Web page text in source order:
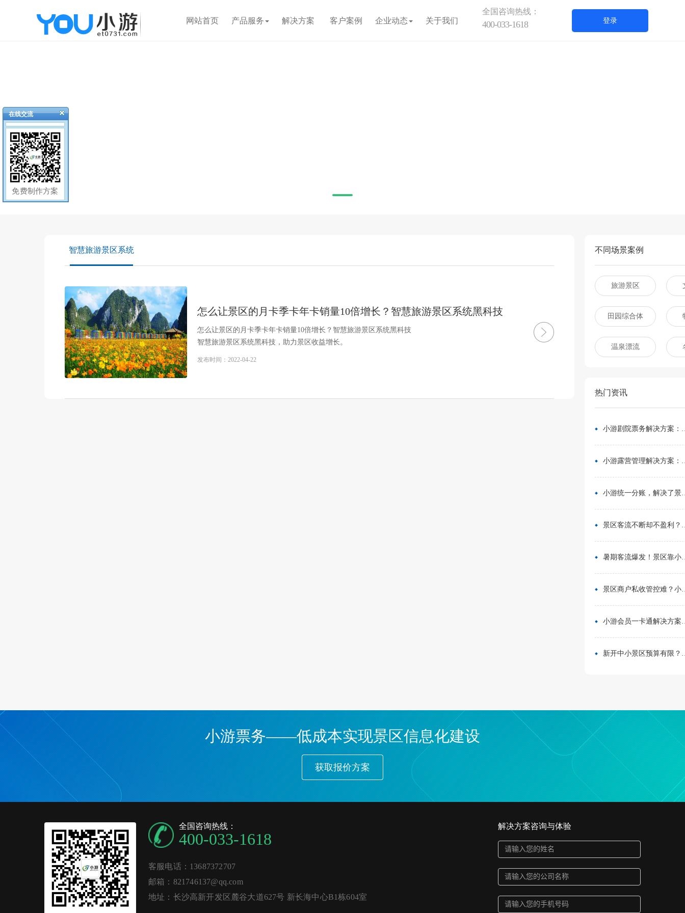
网站首页 产品服务 解决方案 客户案例 企业动态 关于我们
全国咨询热线：
400-033-1618 登录
智慧旅游景区系统
怎么让景区的月卡季卡年卡销量10倍增长？智慧旅游景区系统黑科技
怎么让景区的月卡季卡年卡销量10倍增长？智慧旅游景区系统黑科技
智慧旅游景区系统黑科技，助力景区收益增长。
发布时间： 2022-04-22
不同场景案例
旅游景区
田园综合体
温泉漂流
热门资讯
小游剧院票务解决方案：让观众像买电影票一样选座
小游露营管理解决方案：无需再用Excel管营位
小游统一分账，解决了景区在多渠道合作中的资金管理难题
景区客流不断却不盈利？靠一卡通盘活二消，真实案例营收翻倍
暑期客流爆发！景区靠小游票务系统，轻松拿捏旺季流量与口碑
景区商户私收管控难？小游票务系统统一收银方案，从根源杜绝私自收款
小游会员一卡通解决方案：消费游玩更省心！
新开中小景区预算有限？分 3 阶段搭建售检票系统，小游票务轻量化方案直接落地
小游票务——低成本实现景区信息化建设
获取报价方案
全国咨询热线：
400-033-1618
客服电话：13687372707
邮箱：821746137@qq.com
地址：长沙高新开发区麓谷大道627号 新长海中心B1栋604室
解决方案咨询与体验
在线交流
免费制作方案